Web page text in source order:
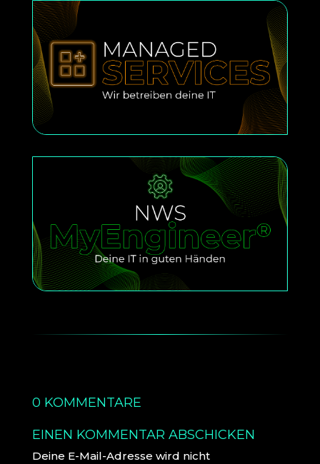
0 KOMMENTARE
EINEN KOMMENTAR ABSCHICKEN
Deine E-Mail-Adresse wird nicht